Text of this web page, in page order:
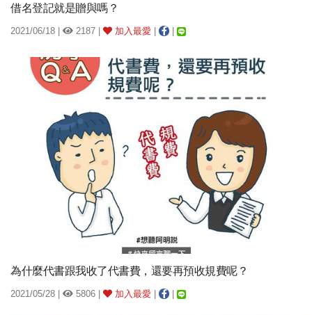
借名登記就是贈與嗎？
2021/06/18 | 2187 | 加入最愛
為什麼代書跟我收了代書費，還要再預收規費呢？
2021/05/28 | 5806 | 加入最愛